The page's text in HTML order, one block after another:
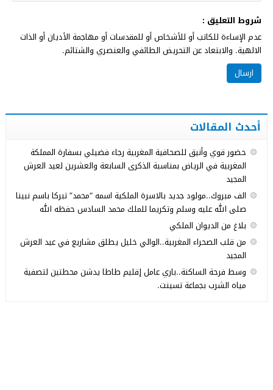
شروط التعليق :
عدم الإساءة للكاتب أو للأشخاص أو للمقدسات أو مهاجمة الأديان أو الذات
الالهية. والابتعاد عن التحريض الطائفي والعنصري والشتائم.
أحدث المقالات
حضور قوي وأنيق للصحافية المغربية رجاء فضيلي بسفارة المملكة
المغربية في الرياض بمناسبة الذكرى السابعة والعشرين لعيد العرش
المجيد
الف مبروك..مولود جديد بالاسرة الملكية اسمه “محمد” تبركا باسم نبينا
صلى الله عليه وسلم وتكريما للملك محمد السادس حفظه الله
بلاغ من الديوان الملكي
من قلب الصحراء المغربية..الوالي خليل يطلق مشاريع في عيد العرش
المجيد
وسط فرحة الساكنة..باري عامل إقليم طاطا يدشن محطتين لتصفية
مياه الشرب بجماعة تسينت.